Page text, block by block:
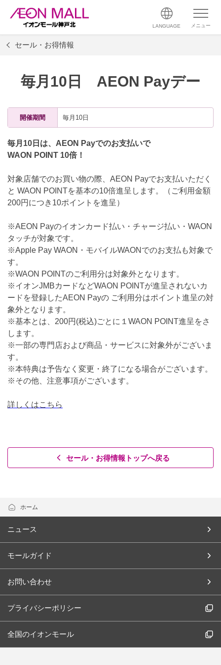
LANGUAGE メニュー
セール・お得情報
毎月10日 AEON Payデー
開催期間 毎月10日
毎月10日は、AEON Payでのお支払いで
WAON POINT 10倍！
対象店舗でのお買い物の際、AEON Payでお支払いただく
と WAON POINTを基本の10倍進呈します。（ご利用金額
200円につき10ポイントを進呈）
※AEON Payのイオンカード払い・チャージ払い・WAON
タッチが対象です。
※Apple Pay WAON・モバイルWAONでのお支払も対象で
す。
※WAON POINTのご利用分は対象外となります。
※イオンJMBカードなどWAON POINTが進呈されないカ
ードを登録したAEON Payの ご利用分はポイント進呈の対
象外となります。
※基本とは、200円(税込)ごとに１WAON POINT進呈をさ
します。
※一部の専門店および商品・サービスに対象外がございま
す。
※本特典は予告なく変更・終了になる場合がございます。
※その他、注意事項がございます。
詳しくはこちら
セール・お得情報トップへ戻る
ホーム
ニュース
モールガイド
お問い合わせ
プライバシーポリシー
全国のイオンモール